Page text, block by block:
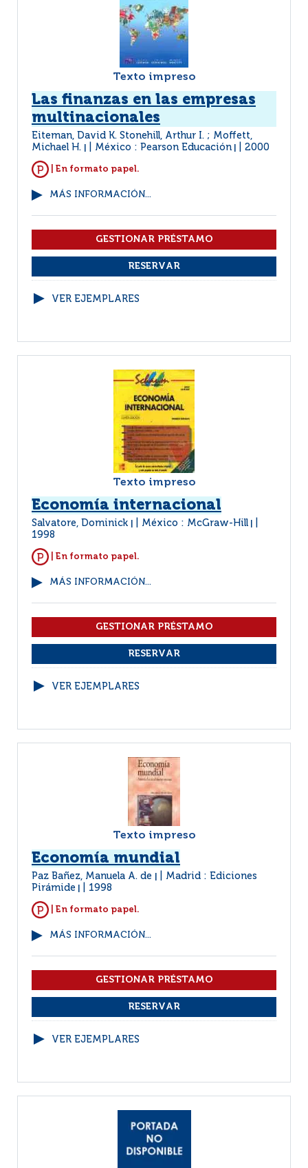
Texto impreso
Las finanzas en las empresas
multinacionales
Eiteman, David K. Stonehill, Arthur I. ; Moffett,
Michael H.
México : Pearson Educación 2000
| En formato papel.
MÁS INFORMACIÓN...
VER EJEMPLARES
Texto impreso
Economía internacional
Salvatore, Dominick México : McGraw-Hill
1998
| En formato papel.
MÁS INFORMACIÓN...
VER EJEMPLARES
Texto impreso
Economía mundial
Paz Bañez, Manuela A. de
Madrid : Ediciones
Pirámide
1998
| En formato papel.
MÁS INFORMACIÓN...
VER EJEMPLARES